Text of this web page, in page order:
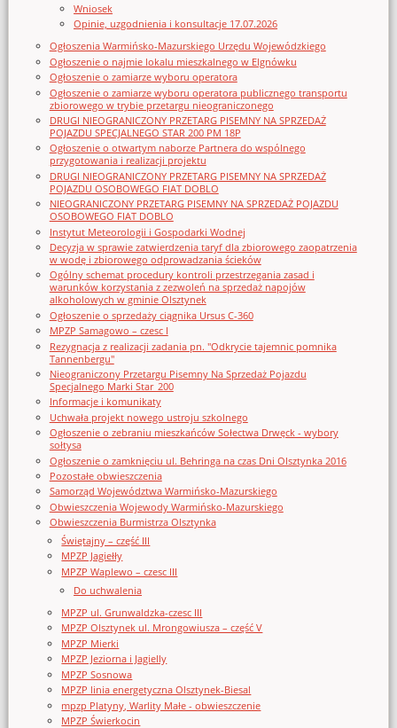
Wniosek
Opinie, uzgodnienia i konsultacje 17.07.2026
Ogłoszenia Warmińsko-Mazurskiego Urzędu Wojewódzkiego
Ogłoszenie o najmie lokalu mieszkalnego w Elgnówku
Ogłoszenie o zamiarze wyboru operatora
Ogłoszenie o zamiarze wyboru operatora publicznego transportu
zbiorowego w trybie przetargu nieograniczonego
DRUGI NIEOGRANICZONY PRZETARG PISEMNY NA SPRZEDAŻ
POJAZDU SPECJALNEGO STAR 200 PM 18P
Ogłoszenie o otwartym naborze Partnera do wspólnego
przygotowania i realizacji projektu
DRUGI NIEOGRANICZONY PRZETARG PISEMNY NA SPRZEDAŻ
POJAZDU OSOBOWEGO FIAT DOBLO
NIEOGRANICZONY PRZETARG PISEMNY NA SPRZEDAŻ POJAZDU
OSOBOWEGO FIAT DOBLO
Instytut Meteorologii i Gospodarki Wodnej
Decyzja w sprawie zatwierdzenia taryf dla zbiorowego zaopatrzenia
w wodę i zbiorowego odprowadzania ścieków
Ogólny schemat procedury kontroli przestrzegania zasad i
warunków korzystania z zezwoleń na sprzedaż napojów
alkoholowych w gminie Olsztynek
Ogłoszenie o sprzedaży ciągnika Ursus C-360
MPZP Samagowo – czesc I
Rezygnacja z realizacji zadania pn. "Odkrycie tajemnic pomnika
Tannenbergu"
Nieograniczony Przetargu Pisemny Na Sprzedaż Pojazdu
Specjalnego Marki Star_200
Informacje i komunikaty
Uchwała projekt nowego ustroju szkolnego
Ogłoszenie o zebraniu mieszkańców Sołectwa Drwęck - wybory
sołtysa
Ogłoszenie o zamknięciu ul. Behringa na czas Dni Olsztynka 2016
Pozostałe obwieszczenia
Samorząd Województwa Warmińsko-Mazurskiego
Obwieszczenia Wojewody Warmińsko-Mazurskiego
Obwieszczenia Burmistrza Olsztynka
Świętajny – część III
MPZP Jagiełły
MPZP Waplewo – czesc III
Do uchwalenia
MPZP ul. Grunwaldzka-czesc III
MPZP Olsztynek ul. Mrongowiusza – część V
MPZP Mierki
MPZP Jeziorna i Jagielly
MPZP Sosnowa
MPZP linia energetyczna Olsztynek-Biesal
mpzp Platyny, Warlity Małe - obwieszczenie
MPZP Świerkocin